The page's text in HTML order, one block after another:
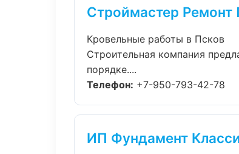
Строймастер
Кровельные работы в Псков
Строительная компания
порядке....
Телефон: +7-950-793-42-78
ИП Фундамент